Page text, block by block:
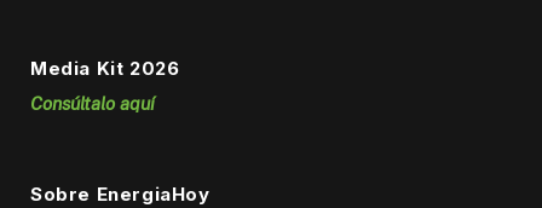
Media Kit 2026
Consúltalo aquí
Sobre EnergiaHoy